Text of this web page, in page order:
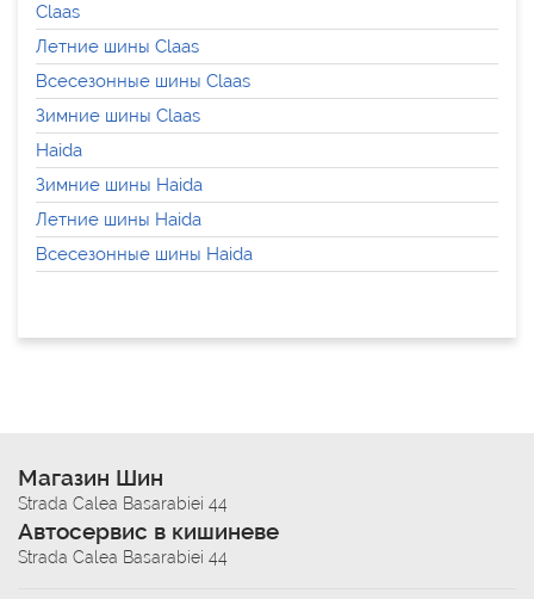
Claas
Летние шины Claas
Всесезонные шины Claas
Зимние шины Claas
Haida
Зимние шины Haida
Летние шины Haida
Всесезонные шины Haida
Магазин Шин
Strada Calea Basarabiei 44
Автосервис в кишиневе
Strada Calea Basarabiei 44